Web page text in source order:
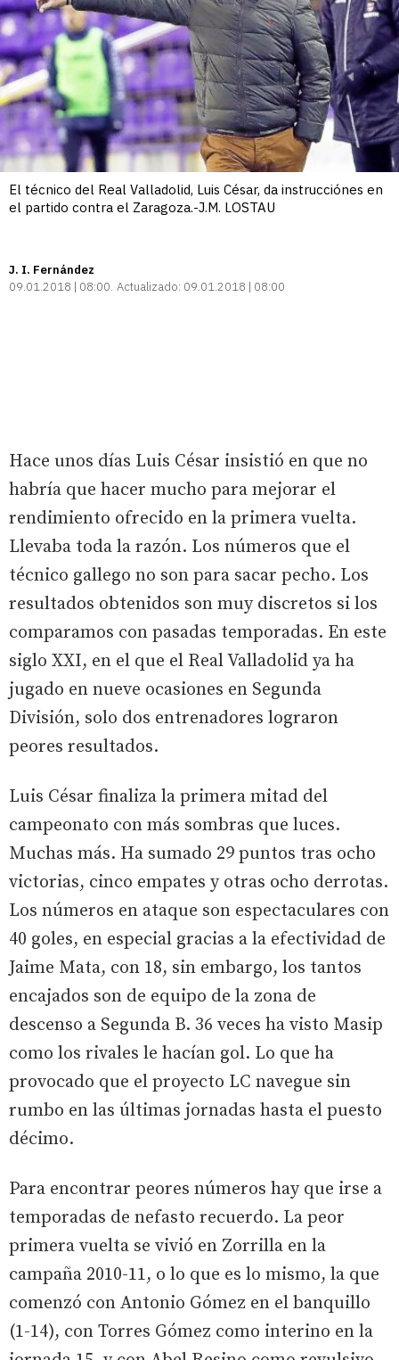
El técnico del Real Valladolid, Luis César, da instrucciónes en
el partido contra el Zaragoza.-J.M. LOSTAU
J. I. Fernández
09.01.2018 | 08:00 Actualizado: 09.01.2018 | 08:00
Hace unos días Luis César insistió en que no
habría que hacer mucho para mejorar el
rendimiento ofrecido en la primera vuelta.
Llevaba toda la razón. Los números que el
técnico gallego no son para sacar pecho. Los
resultados obtenidos son muy discretos si los
comparamos con pasadas temporadas. En este
siglo XXI, en el que el Real Valladolid ya ha
jugado en nueve ocasiones en Segunda
División, solo dos entrenadores lograron
peores resultados.
Luis César finaliza la primera mitad del
campeonato con más sombras que luces.
Muchas más. Ha sumado 29 puntos tras ocho
victorias, cinco empates y otras ocho derrotas.
Los números en ataque son espectaculares con
40 goles, en especial gracias a la efectividad de
Jaime Mata, con 18, sin embargo, los tantos
encajados son de equipo de la zona de
descenso a Segunda B. 36 veces ha visto Masip
como los rivales le hacían gol. Lo que ha
provocado que el proyecto LC navegue sin
rumbo en las últimas jornadas hasta el puesto
décimo.
Para encontrar peores números hay que irse a
temporadas de nefasto recuerdo. La peor
primera vuelta se vivió en Zorrilla en la
campaña 2010-11, o lo que es lo mismo, la que
comenzó con Antonio Gómez en el banquillo
(1-14), con Torres Gómez como interino en la